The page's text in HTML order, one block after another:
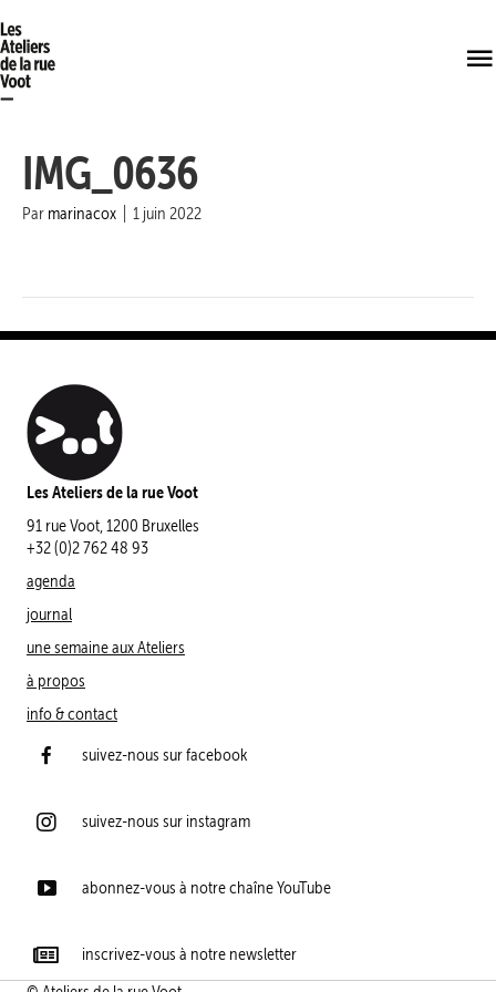
IMG_0636
Par marinacox 1 juin 2022
Les Ateliers de la rue Voot
91 rue Voot, 1200 Bruxelles
+32 (0)2 762 48 93
agenda
journal
une semaine aux Ateliers
à propos
info & contact
suivez-nous sur facebook
suivez-nous sur instagram
abonnez-vous à notre chaîne YouTube
inscrivez-vous à notre newsletter